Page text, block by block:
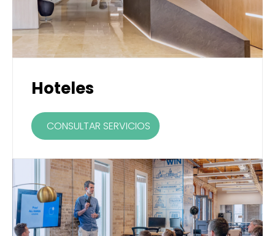
Hoteles
CONSULTAR SERVICIOS